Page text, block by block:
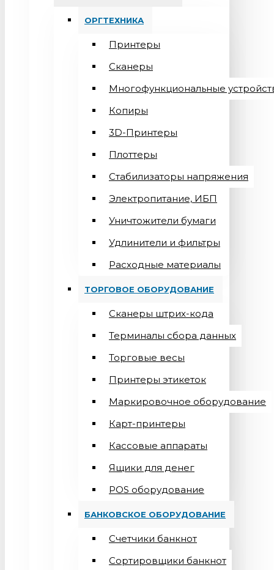
ОРГТЕХНИКА
Принтеры
Сканеры
Многофункциональные
Копиры
3D-Принтеры
Плоттеры
Стабилизаторы напряжения
Электропитание, ИБП
Уничтожители бумаги
Удлинители и фильтры
Расходные материалы
ТОРГОВОЕ ОБОРУДОВАНИЕ
Сканеры штрих-кода
Терминалы сбора данных
Торговые весы
Принтеры этикеток
Маркировочное оборудование
Карт-принтеры
Кассовые аппараты
Ящики для денег
POS оборудование
БАНКОВСКОЕ ОБОРУДОВАНИЕ
Счетчики банкнот
Сортировщики банкнот